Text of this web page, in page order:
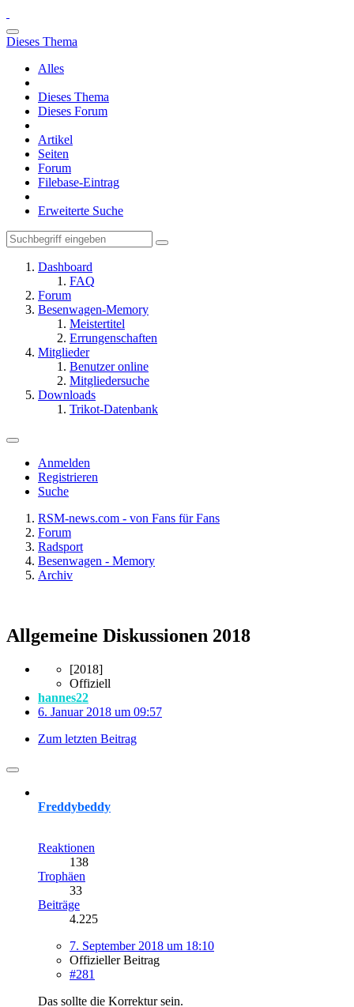
Dieses Thema
Alles
Dieses Thema
Dieses Forum
Artikel
Seiten
Forum
Filebase-Eintrag
Erweiterte Suche
Dashboard
FAQ
Forum
Besenwagen-Memory
Meistertitel
Errungenschaften
Mitglieder
Benutzer online
Mitgliedersuche
Downloads
Trikot-Datenbank
Anmelden
Registrieren
Suche
RSM-news.com - von Fans für Fans
Forum
Radsport
Besenwagen - Memory
Archiv
Allgemeine Diskussionen 2018
[2018]
Offiziell
hannes22
6. Januar 2018 um 09:57
Zum letzten Beitrag
Freddybeddy
Reaktionen
138
Trophäen
33
Beiträge
4.225
7. September 2018 um 18:10
Offizieller Beitrag
#281
Das sollte die Korrektur sein.